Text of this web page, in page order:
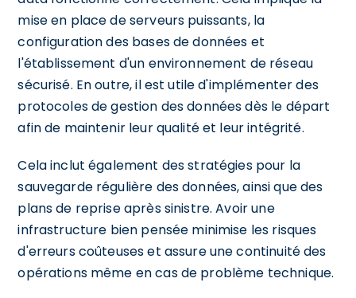
mise en place de serveurs puissants, la
configuration des bases de données et
l'établissement d'un environnement de réseau
sécurisé. En outre, il est utile d'implémenter des
protocoles de gestion des données dès le départ
afin de maintenir leur qualité et leur intégrité.
Cela inclut également des stratégies pour la
sauvegarde régulière des données, ainsi que des
plans de reprise après sinistre. Avoir une
infrastructure bien pensée minimise les risques
d'erreurs coûteuses et assure une continuité des
opérations même en cas de problème technique.